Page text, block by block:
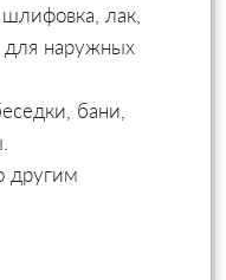
лак,
наружных
бани,
другим